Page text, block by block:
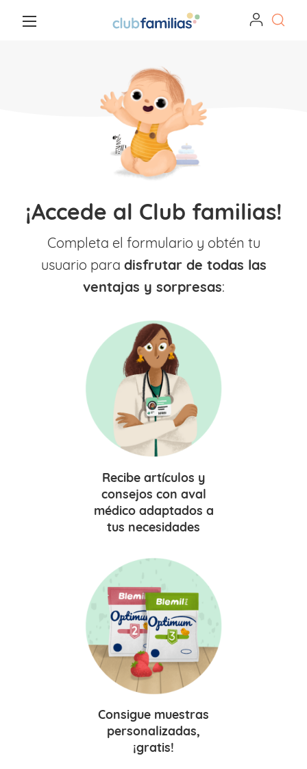
¡Accede al Club familias!
Completa el formulario y obtén tu
usuario para disfrutar de todas las
ventajas y sorpresas:
Recibe artículos y
consejos con aval
médico adaptados a
tus necesidades
Consigue muestras
personalizadas,
¡gratis!